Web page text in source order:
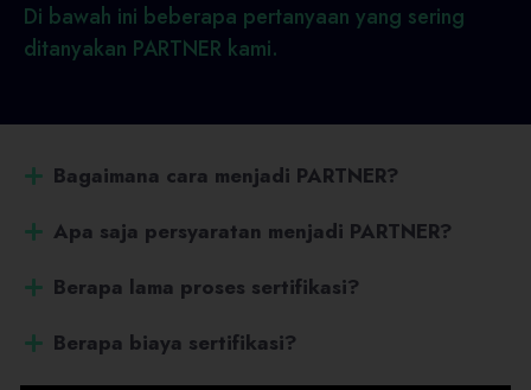
Di bawah ini beberapa pertanyaan yang sering
ditanyakan PARTNER kami.
Bagaimana cara menjadi PARTNER?
Apa saja persyaratan menjadi PARTNER?
Berapa lama proses sertifikasi?
Berapa biaya sertifikasi?